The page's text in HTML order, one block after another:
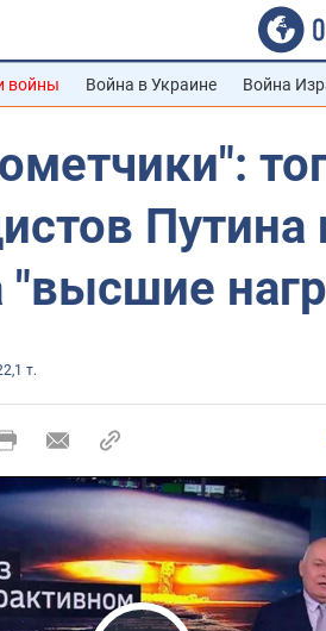
войны Война в Украине Война
Путина
"высшие
т.